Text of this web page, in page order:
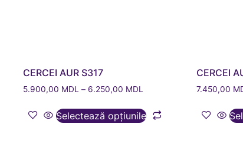
CERCEI AUR S317
5.900,00 MDL – 6.250,00 MDL
Selectează opțiunile
CERCEI
7.450,00